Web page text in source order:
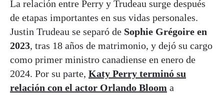
La relación entre Perry y Trudeau surge después
de etapas importantes en sus vidas personales.
Justin Trudeau se separó de Sophie Grégoire en
2023, tras 18 años de matrimonio, y dejó su cargo
como primer ministro canadiense en enero de
2024. Por su parte, Katy Perry terminó su
relación con el actor Orlando Bloom a